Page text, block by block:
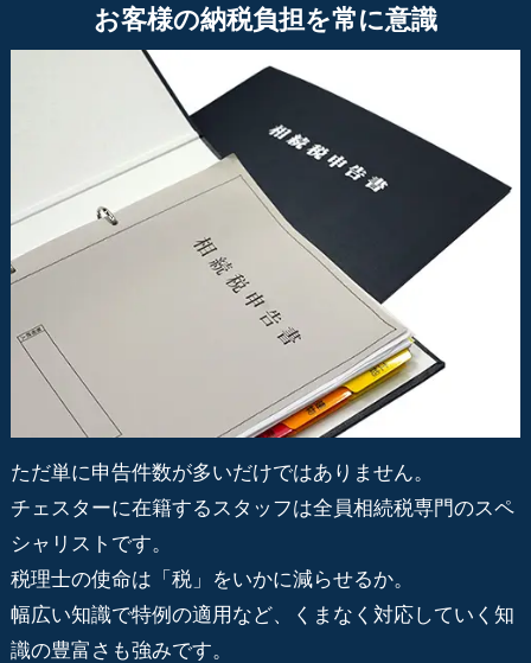
お客様の納税負担を常に意識
ただ単に申告件数が多いだけではありません。
チェスターに在籍するスタッフは全員相続税専門のスペ
シャリストです。
税理士の使命は「税」をいかに減らせるか。
幅広い知識で特例の適用など、くまなく対応していく知
識の豊富さも強みです。